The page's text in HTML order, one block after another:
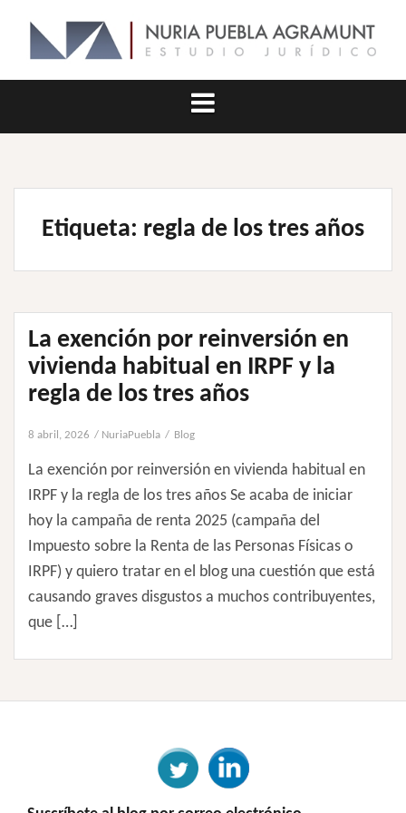
contenido
Etiqueta: regla de los tres años
La exención por reinversión en
vivienda habitual en IRPF y la
regla de los tres años
8 abril, 2026 NuriaPuebla Blog
La exención por reinversión en vivienda habitual en
IRPF y la regla de los tres años Se acaba de iniciar
hoy la campaña de renta 2025 (campaña del
Impuesto sobre la Renta de las Personas Físicas o
IRPF) y quiero tratar en el blog una cuestión que está
causando graves disgustos a muchos contribuyentes,
que […]